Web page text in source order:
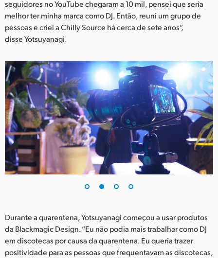
Portugal
Singapore
Spain
Sweden
Chinese Taipei
Turkey
UAE
Ukraine
United States
seguidores no YouTube chegaram a 10 mil, pensei que seria
melhor ter minha marca como DJ. Então, reuni um grupo de
pessoas e criei a Chilly Source há cerca de sete anos”,
disse Yotsuyanagi.
Durante a quarentena, Yotsuyanagi começou a usar produtos
da Blackmagic Design. “Eu não podia mais trabalhar como DJ
em discotecas por causa da quarentena. Eu queria trazer
positividade para as pessoas que frequentavam as discotecas,